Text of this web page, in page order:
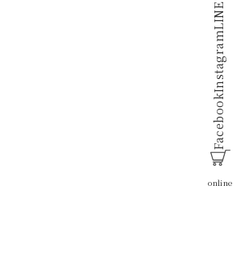
LINE
Instagram
Facebook
online